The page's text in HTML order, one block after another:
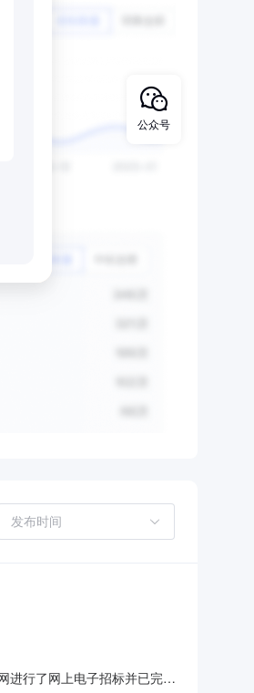
进行了网上电子招标并已完成
公众号